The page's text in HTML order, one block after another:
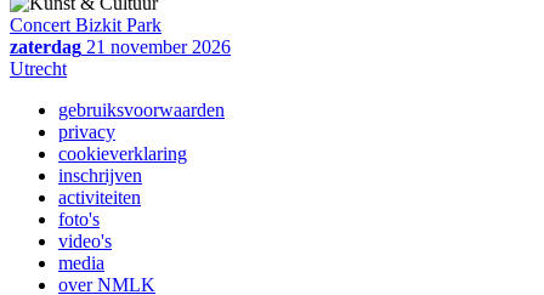
Concert Bizkit Park
zaterdag 21 november 2026
Utrecht
gebruiksvoorwaarden
privacy
cookieverklaring
inschrijven
activiteiten
foto's
video's
media
over NMLK